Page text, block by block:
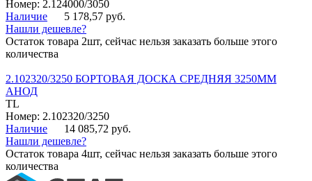
Номер: 2.124000/3050
Наличие
5 178,57 руб.
Нашли дешевле?
Остаток товара 2шт, сейчас нельзя заказать больше этого
количества
2.102320/3250 БОРТОВАЯ ДОСКА СРЕДНЯЯ 3250ММ
АНОД
TL
Номер: 2.102320/3250
Наличие
14 085,72 руб.
Нашли дешевле?
Остаток товара 4шт, сейчас нельзя заказать больше этого
количества